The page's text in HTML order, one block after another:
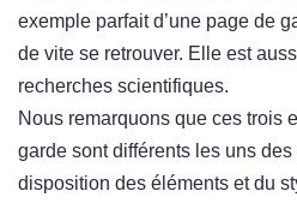
exemple parfait d’une page de
de vite se retrouver. Elle est
recherches scientifiques.
Nous remarquons que ces trois
garde sont différents les uns
disposition des éléments et du